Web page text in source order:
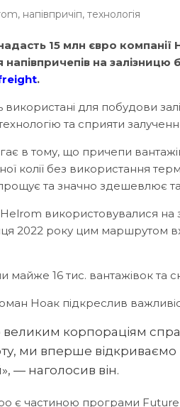
, напівпричіп, технологія
15 млн євро компанії
на залізницю
.
для побудови
та сприяти
в тому, що причепи
колії без використання
та значно здешевлює
використовувалися на
2022 року цим маршрутом
16 тис. вантажівок та
Ноак підкреслив
корпораціям
ми вперше відкриваємо
— наголосив він.
є частиною програми